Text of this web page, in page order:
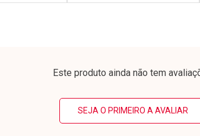
Este produto ainda não tem
SEJA O PRIMEIRO A AVALIAR